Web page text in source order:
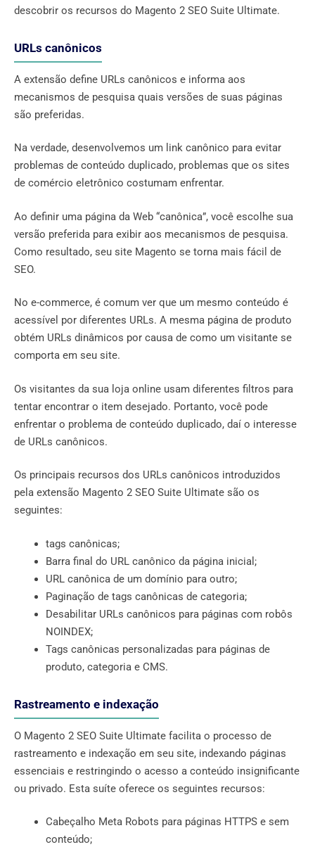
descobrir os recursos do Magento 2 SEO Suite Ultimate.
URLs canônicos
A extensão define URLs canônicos e informa aos
mecanismos de pesquisa quais versões de suas páginas
são preferidas.
Na verdade, desenvolvemos um link canônico para evitar
problemas de conteúdo duplicado, problemas que os sites
de comércio eletrônico costumam enfrentar.
Ao definir uma página da Web “canônica”, você escolhe sua
versão preferida para exibir aos mecanismos de pesquisa.
Como resultado, seu site Magento se torna mais fácil de
SEO.
No e-commerce, é comum ver que um mesmo conteúdo é
acessível por diferentes URLs. A mesma página de produto
obtém URLs dinâmicos por causa de como um visitante se
comporta em seu site.
Os visitantes da sua loja online usam diferentes filtros para
tentar encontrar o item desejado. Portanto, você pode
enfrentar o problema de conteúdo duplicado, daí o interesse
de URLs canônicos.
Os principais recursos dos URLs canônicos introduzidos
pela extensão Magento 2 SEO Suite Ultimate são os
seguintes:
tags canônicas;
Barra final do URL canônico da página inicial;
URL canônica de um domínio para outro;
Paginação de tags canônicas de categoria;
Desabilitar URLs canônicos para páginas com robôs
NOINDEX;
Tags canônicas personalizadas para páginas de
produto, categoria e CMS.
Rastreamento e indexação
O Magento 2 SEO Suite Ultimate facilita o processo de
rastreamento e indexação em seu site, indexando páginas
essenciais e restringindo o acesso a conteúdo insignificante
ou privado. Esta suíte oferece os seguintes recursos:
Cabeçalho Meta Robots para páginas HTTPS e sem
conteúdo;